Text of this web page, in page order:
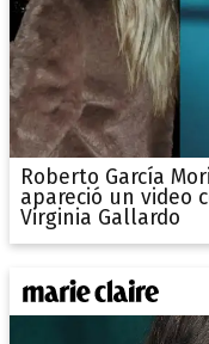
Roberto García
apareció un video
Virginia Gallardo